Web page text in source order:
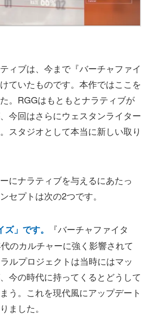
ィブは、今まで『バーチャファイ
ていたものです。本作ではここを
。RGGはもともとナラティブが
今回はさらにウェスタンライター
スタジオとして本当に新しい取り
にナラティブを与えるにあたっ
セプトは次の2つです。
」です。
『バーチャファイタ
のカルチャーに強く影響されて
ルプロジェクトは当時にはマッ
今の時代に持ってくるとどうして
う。これを現代風にアップデート
ました。